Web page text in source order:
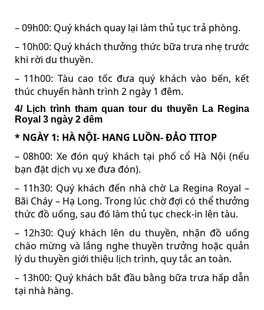
– 09h00: Quý khách quay lại làm thủ tục trả phòng.
– 10h00: Quý khách thưởng thức bữa trưa nhẹ trước
khi rời du thuyền.
– 11h00: Tàu cao tốc đưa quý khách vào bến, kết
thúc chuyến hành trình 2 ngày 1 đêm.
4/ Lịch trình tham quan tour du thuyền La Regina
Royal 3 ngày 2 đêm
* NGÀY 1: HÀ NỘI- HANG LUỒN- ĐẢO TITOP
– 08h00: Xe đón quý khách tại phố cổ Hà Nội (nếu
bạn đặt dịch vụ xe đưa đón).
– 11h30: Quý khách đến nhà chờ La Regina Royal –
Bãi Cháy – Hạ Long. Trong lúc chờ đợi có thể thưởng
thức đồ uống, sau đó làm thủ tục check-in lên tàu.
– 12h30: Quý khách lên du thuyền, nhận đồ uống
chào mừng và lắng nghe thuyền trưởng hoặc quản
lý du thuyền giới thiệu lịch trình, quy tắc an toàn.
– 13h00: Quý khách bắt đầu bằng bữa trưa hấp dẫn
tại nhà hàng.